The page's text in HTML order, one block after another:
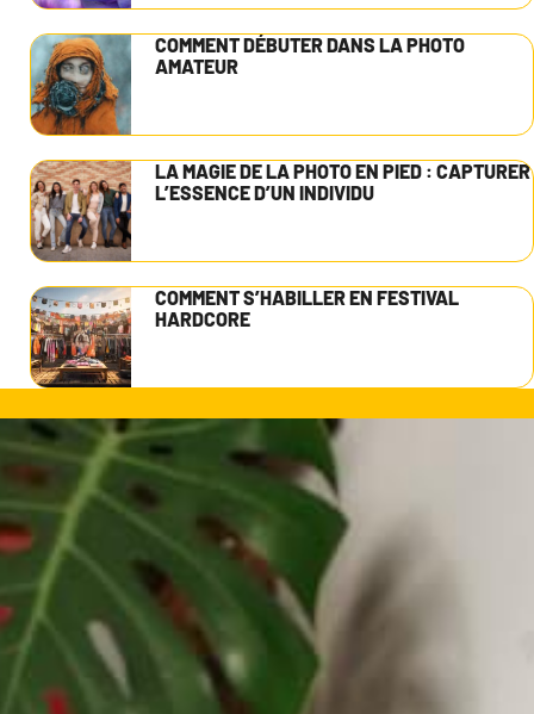
COMMENT DÉBUTER DANS LA PHOTO
AMATEUR
LA MAGIE DE LA PHOTO EN PIED : CAPTURER
L’ESSENCE D’UN INDIVIDU
COMMENT S’HABILLER EN FESTIVAL
HARDCORE